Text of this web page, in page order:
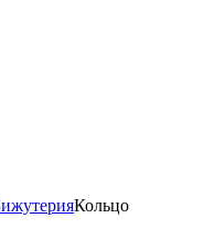
Кольцо